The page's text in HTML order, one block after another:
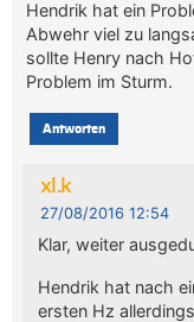
Hendrik hat ein
Abwehr viel zu
sollte Henry nach
Problem im Sturm.
Antworten
xl.k
27/08/2016 12:54
Klar, weiter
Hendrik hat nach
ersten Hz